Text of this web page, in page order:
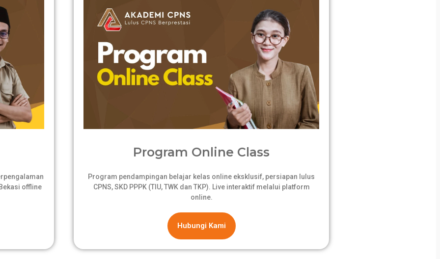
offline
Program Online Class
Program pendampingan belajar kelas online eksklusif, persiapan lulus
CPNS, SKD PPPK (TIU, TWK dan TKP). Live interaktif melalui platform
online.
Hubungi Kami